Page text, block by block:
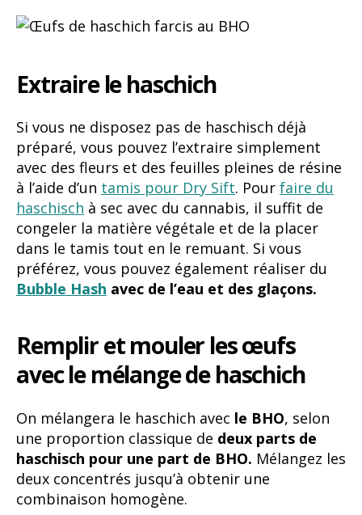
Extraire le haschich
Si vous ne disposez pas de haschisch déjà
préparé, vous pouvez l’extraire simplement
avec des fleurs et des feuilles pleines de résine
à l’aide d’un tamis pour Dry Sift. Pour faire du
haschisch à sec avec du cannabis, il suffit de
congeler la matière végétale et de la placer
dans le tamis tout en le remuant. Si vous
préférez, vous pouvez également réaliser du
Bubble Hash avec de l’eau et des glaçons.
Remplir et mouler les œufs
avec le mélange de haschich
On mélangera le haschich avec le BHO, selon
une proportion classique de deux parts de
haschisch pour une part de BHO. Mélangez les
deux concentrés jusqu’à obtenir une
combinaison homogène.